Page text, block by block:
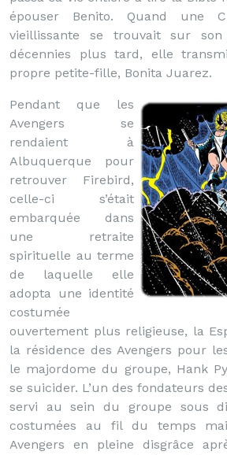
épouser Benito. Quand une
vieillissante se trouvait sur
décennies plus tard, elle
propre petite-fille, Bonita Juarez.
Pendant que les
Avengers se
rendaient à
Albuquerque pour
retrouver Firebird,
celle-ci s’était
embarquée dans
une retraite
spirituelle au terme
de laquelle elle
adopta une identité
costumée
ouvertement plus religieuse, la
la résidence des Avengers pour
le majordome du groupe, Hank
se suicider. L’un des fondateurs
servi au sein du groupe sous
costumées au fil du temps
Avengers en pleine disgrâce